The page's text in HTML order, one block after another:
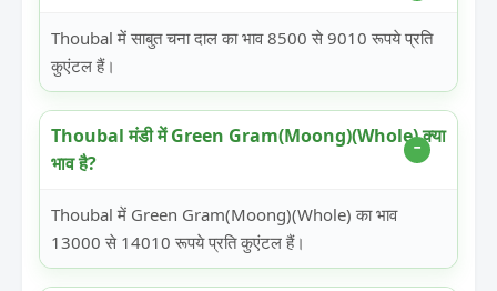
Thoubal में साबुत चना दाल का भाव 8500 से 9010 रूपये प्रति
कुएंटल हैं।
Thoubal मंडी में Green Gram(Moong)(Whole) क्या
भाव है?
Thoubal में Green Gram(Moong)(Whole) का भाव
13000 से 14010 रूपये प्रति कुएंटल हैं।